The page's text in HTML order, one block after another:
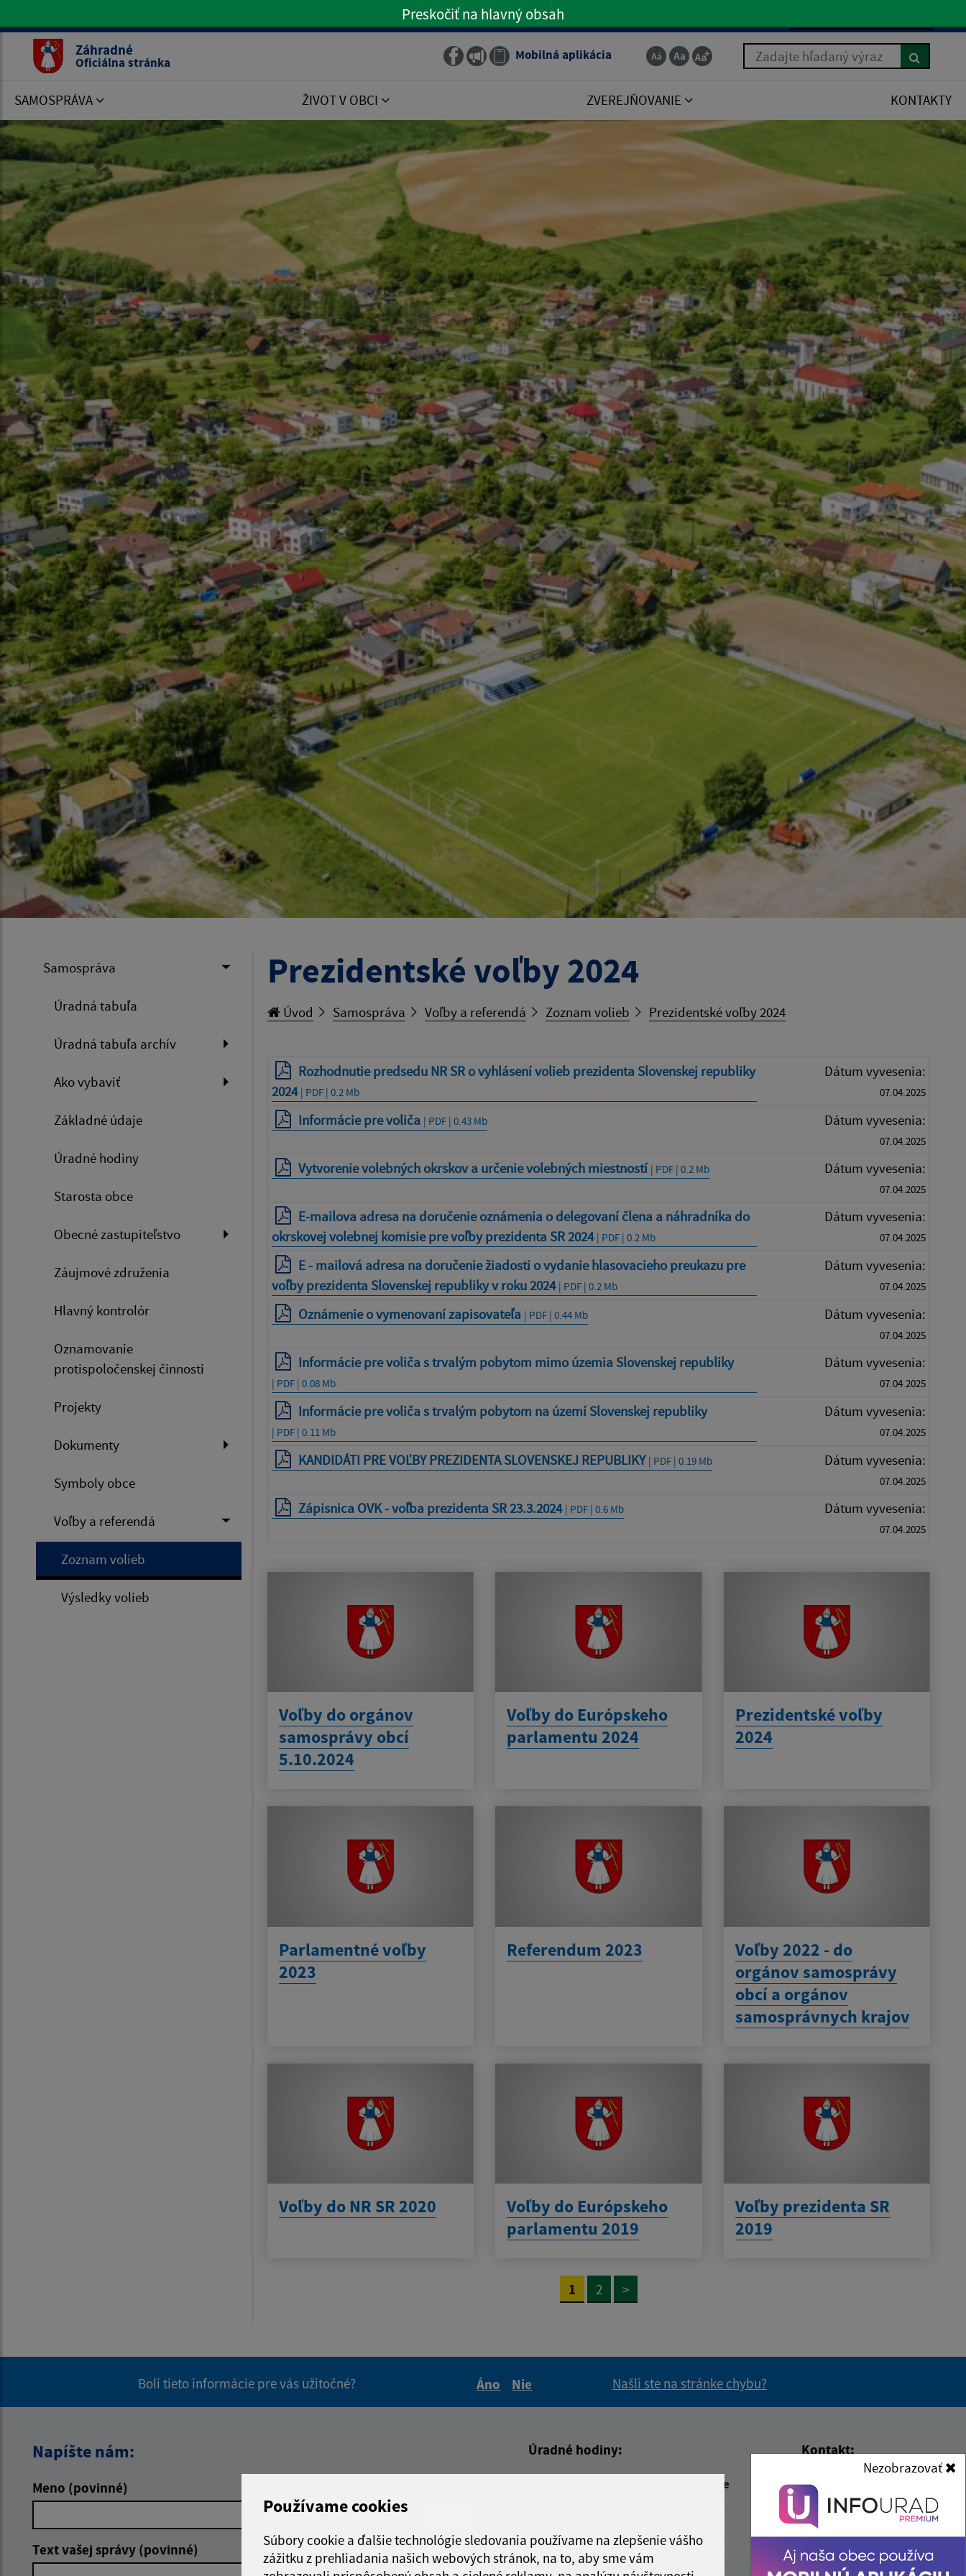
Používame cookies
Súbory cookie a ďalšie technológie sledovania používame na zlepšenie vášho
zážitku z prehliadania našich webových stránok, na to, aby sme vám
Nezobrazovať
Preskočiť na hlavné menu
Preskočiť na hlavný obsah
Záhradné
Oficiálna stránka Obecný rozhlas
Mobilná aplikácia Zadajte hľadaný výraz
SAMOSPRÁVA ŽIVOT V OBCI ZVEREJŇOVANIE KONTAKTY
Samospráva
Úradná tabuľa
Úradná tabuľa archív
Ako vybaviť
Základné údaje
Úradné hodiny
Starosta obce
Obecné zastupiteľstvo
Záujmové združenia
Hlavný kontrolór
Oznamovanie
protispoločenskej činnosti
Projekty
Dokumenty
Symboly obce
Voľby a referendá
Zoznam volieb
Výsledky volieb
Prezidentské voľby 2024
Úvod Samospráva Voľby a referendá Zoznam volieb Prezidentské voľby 2024
Rozhodnutie predsedu NR SR o vyhlásení volieb prezidenta Slovenskej republiky
2024 | PDF | 0.2 Mb
Dátum vyvesenia:
07.04.2025
Informácie pre voliča | PDF | 0.43 Mb Dátum vyvesenia:
07.04.2025
Vytvorenie volebných okrskov a určenie volebných miestností | PDF | 0.2 Mb Dátum vyvesenia:
07.04.2025
E-mailova adresa na doručenie oznámenia o delegovaní člena a náhradníka do
okrskovej volebnej komisie pre voľby prezidenta SR 2024 | PDF | 0.2 Mb
Dátum vyvesenia:
07.04.2025
E - mailová adresa na doručenie žiadosti o vydanie hlasovacieho preukazu pre
voľby prezidenta Slovenskej republiky v roku 2024 | PDF | 0.2 Mb
Dátum vyvesenia:
07.04.2025
Oznámenie o vymenovaní zapisovateľa | PDF | 0.44 Mb Dátum vyvesenia:
07.04.2025
Informácie pre voliča s trvalým pobytom mimo územia Slovenskej republiky
| PDF | 0.08 Mb
Dátum vyvesenia:
07.04.2025
Informácie pre voliča s trvalým pobytom na území Slovenskej republiky
| PDF | 0.11 Mb
Dátum vyvesenia:
07.04.2025
KANDIDÁTI PRE VOĽBY PREZIDENTA SLOVENSKEJ REPUBLIKY | PDF | 0.19 Mb Dátum vyvesenia:
07.04.2025
Zápisnica OVK - voľba prezidenta SR 23.3.2024 | PDF | 0.6 Mb Dátum vyvesenia:
07.04.2025
Voľby do orgánov
samosprávy obcí
5.10.2024
Voľby do Európskeho
parlamentu 2024
Prezidentské voľby
2024
Parlamentné voľby
2023
Referendum 2023
Voľby 2022 - do
orgánov samosprávy
obcí a orgánov
samosprávnych krajov
Voľby do NR SR 2020
Voľby do Európskeho
parlamentu 2019
Voľby prezidenta SR
2019
1 2 >
Boli tieto informácie pre vás užitočné?
Áno
Nie
Našli ste na stránke chybu?
Napíšte nám:
Meno (povinné)
Text vašej správy (povinné)
Úradné hodiny:
Čas poobede
12:30 - 15:30
Streda:
07:30 - 12:00 12:30 - 17:00
Štvrtok:
07:30 - 12:00
12:30 - 15:30
Kontakt:
Obecný úrad Záhradné
Tulčícka 271/2
082 16 Záhradné
info@obeczahradne.sk
+421 514 557 725